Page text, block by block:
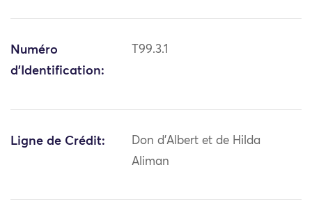
Numéro
d'Identification:
T99.3.1
Ligne de Crédit:
Don d'Albert et de Hilda
Aliman